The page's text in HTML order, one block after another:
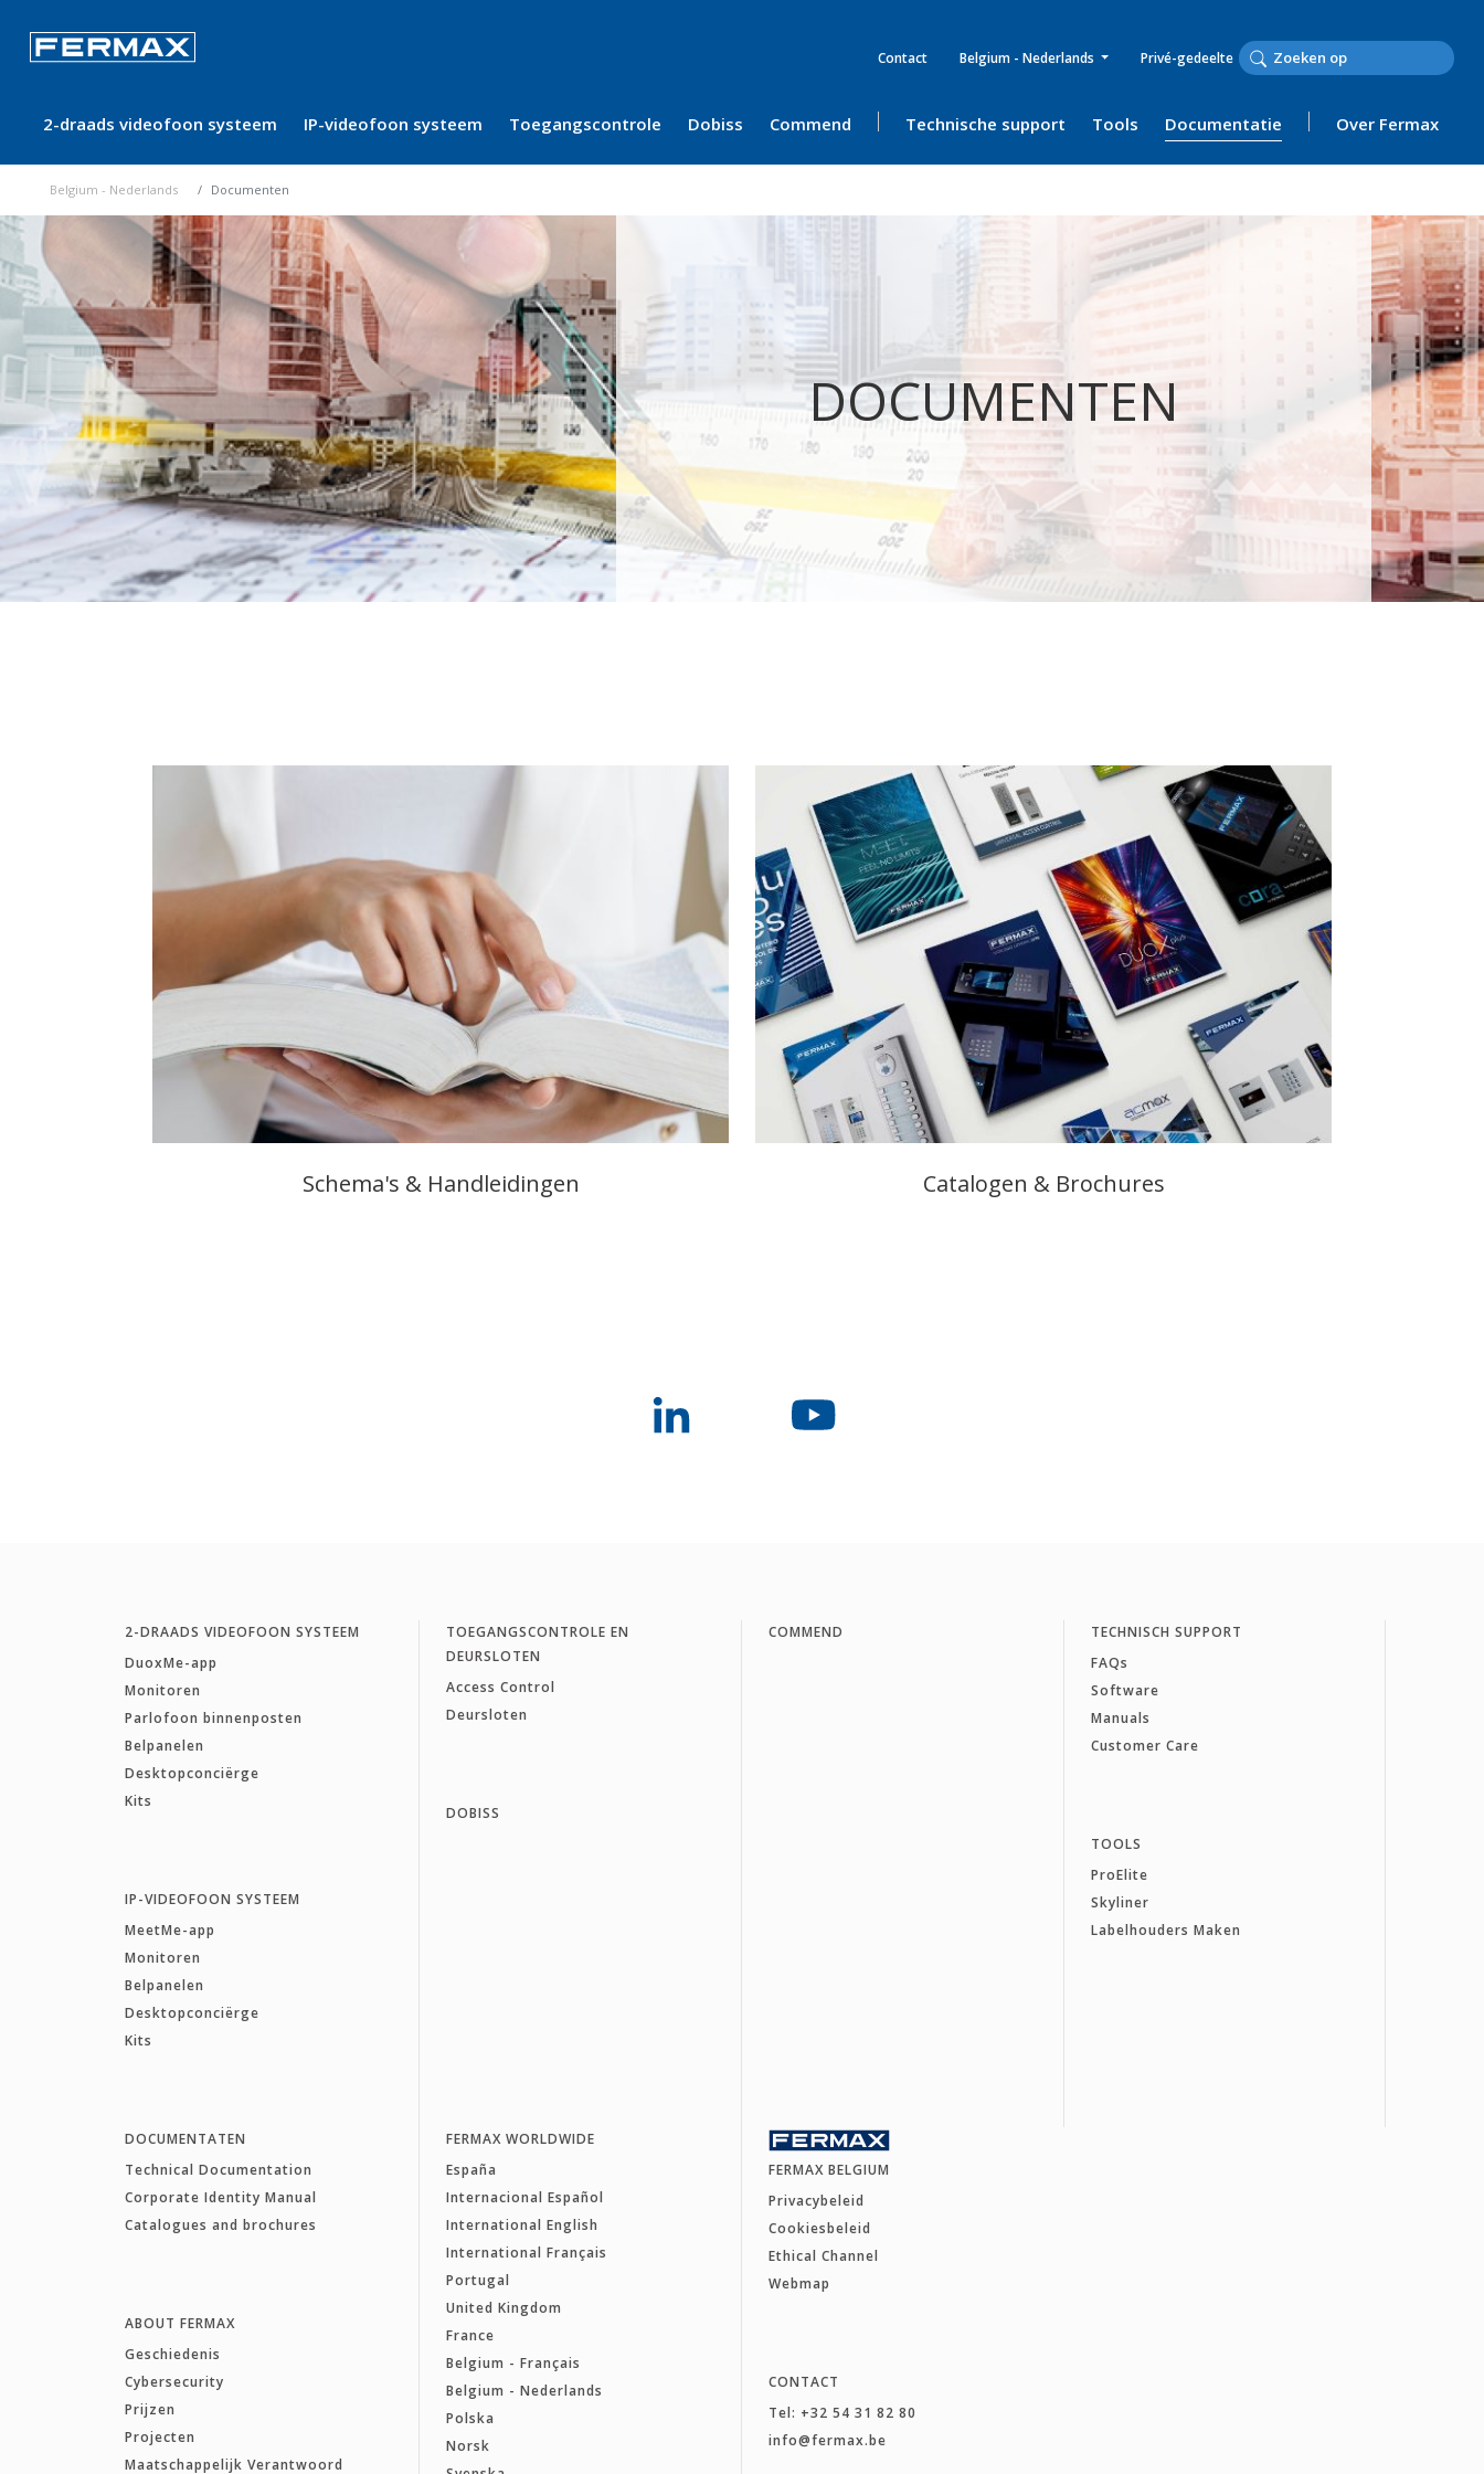
Contact Belgium - Nederlands Privé-gedeelte
2-draads videofoon systeem IP-videofoon systeem Toegangscontrole Dobiss Commend Technische support Tools Documentatie Over Fermax
Belgium - Nederlands Documenten
DOCUMENTEN
Schema's & Handleidingen Catalogen & Brochures
2-DRAADS VIDEOFOON SYSTEEM
DuoxMe-app
Monitoren
Parlofoon binnenposten
Belpanelen
Desktopconciërge
Kits
IP-VIDEOFOON SYSTEEM
MeetMe-app
Monitoren
Belpanelen
Desktopconciërge
Kits
TOEGANGSCONTROLE EN
DEURSLOTEN
Access Control
Deursloten
DOBISS
COMMEND
TECHNISCH SUPPORT
FAQs
Software
Manuals
Customer Care
TOOLS
ProElite
Skyliner
Labelhouders Maken
DOCUMENTATEN
Technical Documentation
Corporate Identity Manual
Catalogues and brochures
ABOUT FERMAX
Geschiedenis
Cybersecurity
Prijzen
Projecten
Maatschappelijk Verantwoord
FERMAX WORLDWIDE
España
Internacional Español
International English
International Français
Portugal
United Kingdom
France
Belgium - Français
Belgium - Nederlands
Polska
Norsk
FERMAX BELGIUM
Privacybeleid
Cookiesbeleid
Ethical Channel
Webmap
CONTACT
Tel: +32 54 31 82 80
info@fermax.be